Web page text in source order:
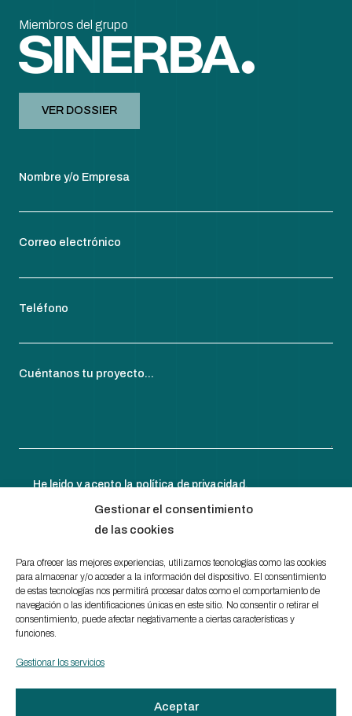
Gestionar el consentimiento
de las cookies
Para ofrecer las mejores experiencias, utilizamos tecnologías como las cookies
para almacenar y/o acceder a la información del dispositivo. El consentimiento
de estas tecnologías nos permitirá procesar datos como el comportamiento de
navegación o las identificaciones únicas en este sitio. No consentir o retirar el
consentimiento, puede afectar negativamente a ciertas características y
funciones.
Gestionar los servicios
Aceptar
Miembros del grupo
VER DOSSIER
Nombre y/o Empresa
Correo electrónico
Teléfono
Cuéntanos tu proyecto...
He leido y acepto lapolítica de privacidad.